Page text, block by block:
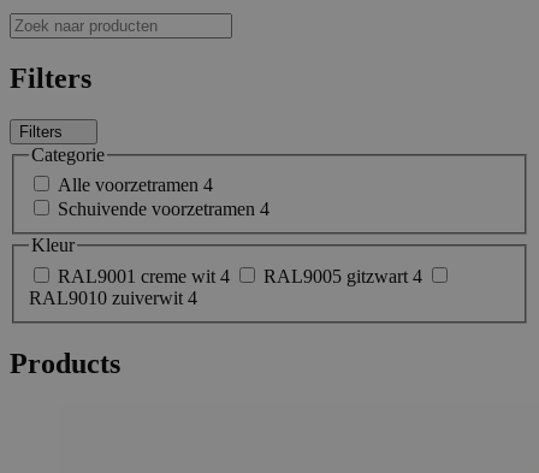
Filters
Filters
Categorie
Alle voorzetramen 4
Schuivende voorzetramen 4
Kleur
RAL9001 creme wit 4 RAL9005 gitzwart 4
RAL9010 zuiverwit 4
Products